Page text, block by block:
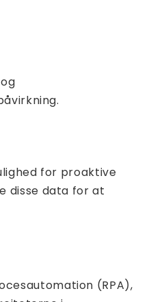
for proaktive
disse data for at
(RPA),